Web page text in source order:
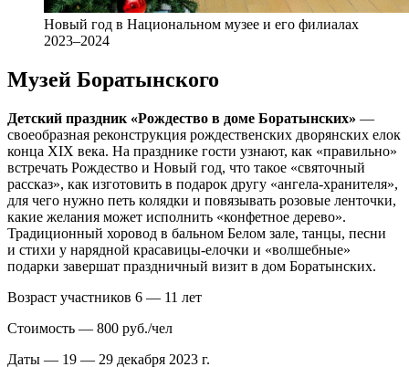
Новый год в Национальном музее и его филиалах
2023–2024
Музей Боратынского
Детский праздник «Рождество в доме Боратынских» —
своеобразная реконструкция рождественских дворянских елок
конца XIX века. На празднике гости узнают, как «правильно»
встречать Рождество и Новый год, что такое «святочный
рассказ», как изготовить в подарок другу «ангела-хранителя»,
для чего нужно петь колядки и повязывать розовые ленточки,
какие желания может исполнить «конфетное дерево».
Традиционный хоровод в бальном Белом зале, танцы, песни
и стихи у нарядной красавицы-елочки и «волшебные»
подарки завершат праздничный визит в дом Боратынских.
Возраст участников 6 — 11 лет
Стоимость — 800 руб./чел
Даты — 19 — 29 декабря 2023 г.